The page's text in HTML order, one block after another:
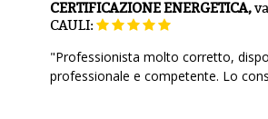
CERTIFICAZIONE ENERGETICA,
CAULI:
"Professionista molto corretto,
professionale e competente. Lo